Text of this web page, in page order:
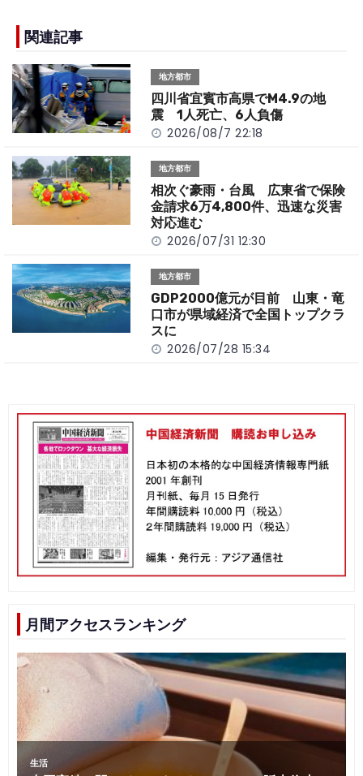
e
b
o
o
k
n
k
関連記事
地方都市
四川省宜賓市高県でM4.9の地
震 1人死亡、6人負傷
2026/08/7 22:18
地方都市
相次ぐ豪雨・台風 広東省で保険
金請求6万4,800件、迅速な災害
対応進む
2026/07/31 12:30
地方都市
GDP2000億元が目前 山東・竜
口市が県域経済で全国トップクラ
スに
2026/07/28 15:34
月間アクセスランキング